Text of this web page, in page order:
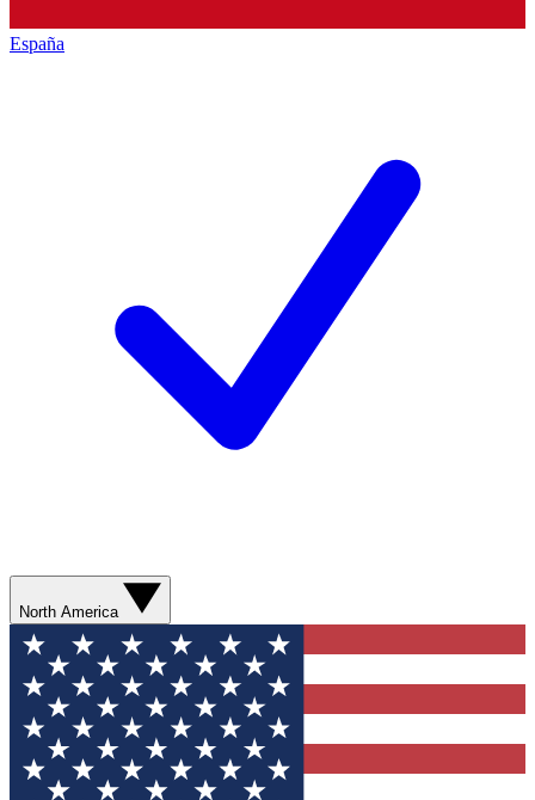
España
North America